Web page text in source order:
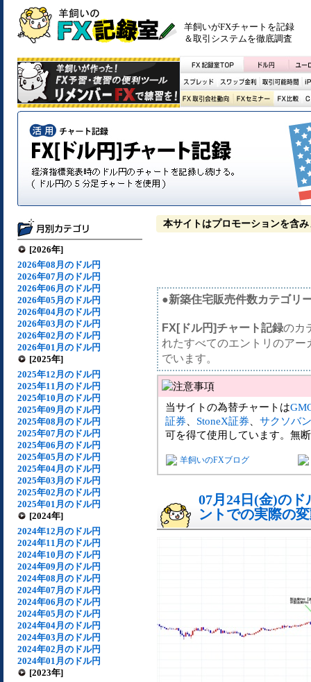
羊飼いがFXチャートを記録
＆取引システムを徹底調査
[2026年]
2026年08月のドル円
2026年07月のドル円
2026年06月のドル円
2026年05月のドル円
2026年04月のドル円
2026年03月のドル円
2026年02月のドル円
2026年01月のドル円
[2025年]
2025年12月のドル円
2025年11月のドル円
2025年10月のドル円
2025年09月のドル円
2025年08月のドル円
2025年07月のドル円
2025年06月のドル円
2025年05月のドル円
2025年04月のドル円
2025年03月のドル円
2025年02月のドル円
2025年01月のドル円
[2024年]
2024年12月のドル円
2024年11月のドル円
2024年10月のドル円
2024年09月のドル円
2024年08月のドル円
2024年07月のドル円
2024年06月のドル円
2024年05月のドル円
2024年04月のドル円
2024年03月のドル円
2024年02月のドル円
2024年01月のドル円
[2023年]
本サイトはプロモーションを含み
●新築住宅販売件数カテゴリ
FX[ドル円]チャート記録のカ
れたすべてのエントリのア
でいます。
当サイトの為替チャートは
証券
StoneX証券
サクソバ
可を得て使用しています。無
羊飼いのFXブログ
07月24日(金)の
ントでの実際の